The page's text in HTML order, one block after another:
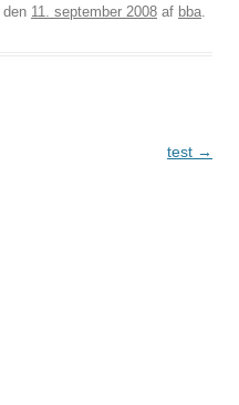
den 11. september 2008 af bba.
test →